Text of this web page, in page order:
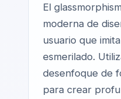
El
moderna de
usuario que
esmerilado.
desenfoque de
para crear